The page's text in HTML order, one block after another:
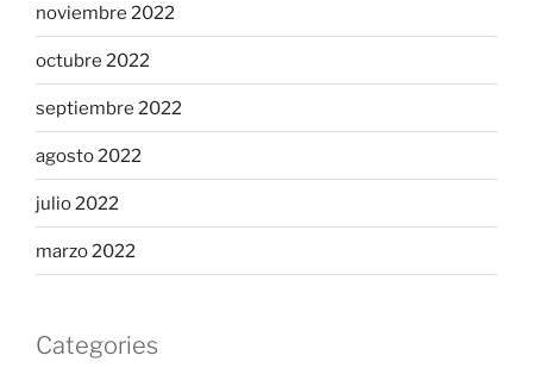
noviembre 2022
octubre 2022
septiembre 2022
agosto 2022
julio 2022
marzo 2022
Categories